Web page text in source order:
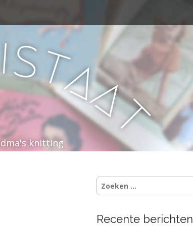
sta
a
t
knitting
Zoeken
naar:
Recente berichten